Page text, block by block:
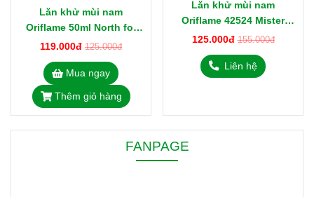
Lăn khử mùi nam
Oriflame 50ml North for
Men 43927
119.000đ 125.000đ
Mua ngay
Thêm giỏ hàng
Lăn khử mùi nam
Oriflame 42524 Mister
Giordani 50ml
125.000đ 155.000đ
Liên hệ
FANPAGE